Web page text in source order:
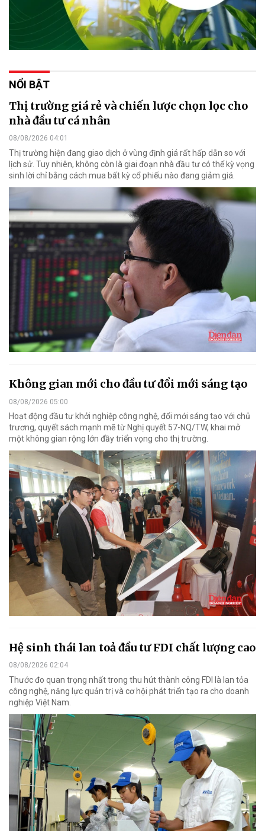
NỔI BẬT
Thị trường giá rẻ và chiến lược chọn lọc cho
nhà đầu tư cá nhân
08/08/2026 04:01
Thị trường hiện đang giao dịch ở vùng định giá rất hấp dẫn so với
lịch sử. Tuy nhiên, không còn là giai đoạn nhà đầu tư có thể kỳ vọng
sinh lời chỉ bằng cách mua bất kỳ cổ phiếu nào đang giảm giá.
Không gian mới cho đầu tư đổi mới sáng tạo
08/08/2026 05:00
Hoạt động đầu tư khởi nghiệp công nghệ, đổi mới sáng tạo với chủ
trương, quyết sách mạnh mẽ từ Nghị quyết 57-NQ/TW, khai mở
một không gian rộng lớn đầy triển vọng cho thị trường.
Hệ sinh thái lan toả đầu tư FDI chất lượng cao
08/08/2026 02:04
Thước đo quan trọng nhất trong thu hút thành công FDI là lan tỏa
công nghệ, năng lực quản trị và cơ hội phát triển tạo ra cho doanh
nghiệp Việt Nam.